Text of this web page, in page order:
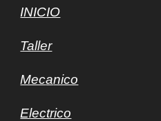
INICIO
Taller
Mecanico
Electrico